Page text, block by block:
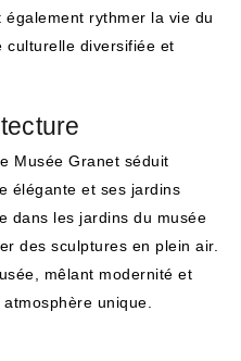
rythmer la vie du
culturelle diversifiée et
Musée Granet séduit
élégante et ses jardins
dans les jardins du musée
des sculptures en plein air.
mêlant modernité et
unique.